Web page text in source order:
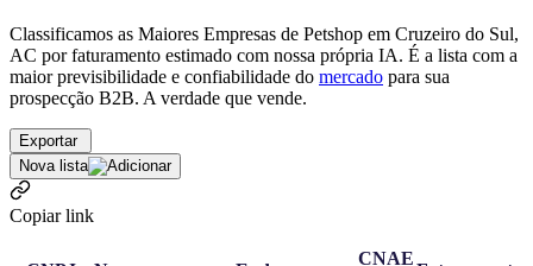
Classificamos as Maiores Empresas de Petshop em Cruzeiro do Sul,
AC por faturamento estimado com nossa própria IA. É a lista com a
maior previsibilidade e confiabilidade do mercado para sua
prospecção B2B. A verdade que vende.
Exportar
Nova lista
Copiar link
CNAE